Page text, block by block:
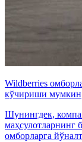
Wildberries
кўчириши мумкин
Шунингдек,
маҳсулотларнинг
омборларга